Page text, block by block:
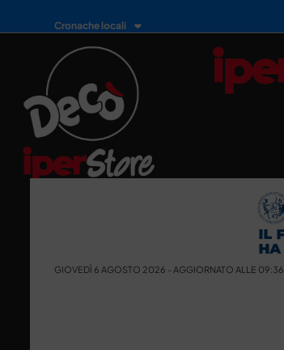
Cronache locali
GIOVEDÌ 6 AGOSTO 2026 - AGGIORNATO ALLE 09:36